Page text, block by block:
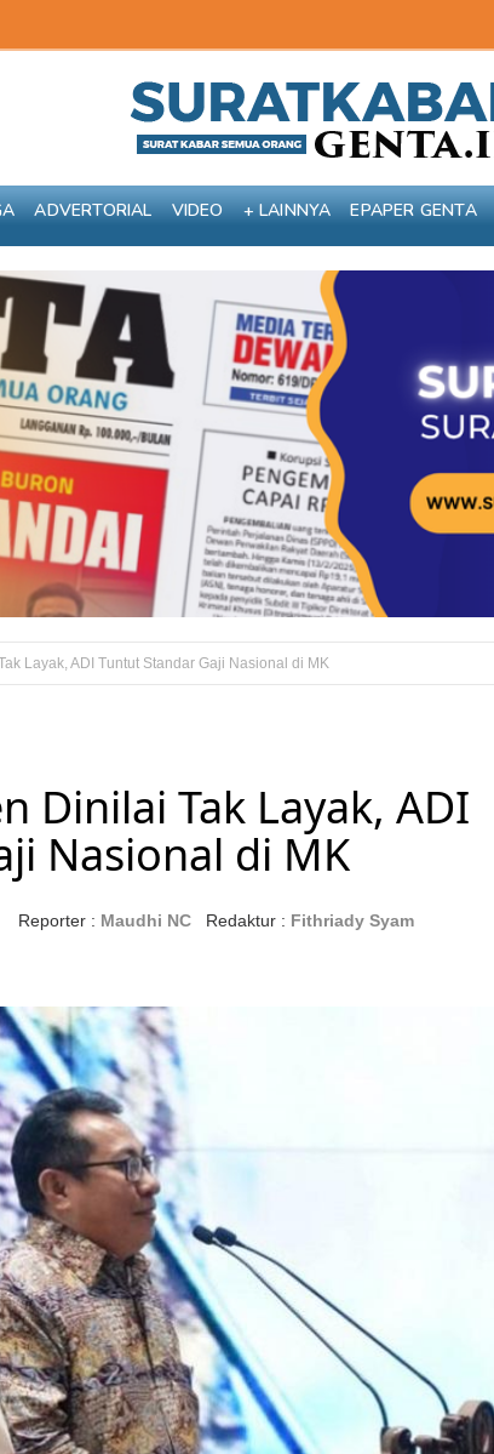
ADVERTORIAL VIDEO + LAINNYA EPAPER GENTA
Layak, ADI Tuntut Standar Gaji Nasional di MK
Dinilai Tak Layak, ADI
Nasional di MK
Reporter : Maudhi NC Redaktur : Fithriady Syam